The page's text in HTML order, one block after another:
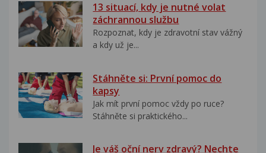
13 situací, kdy je nutné volat
záchrannou službu
Rozpoznat, kdy je zdravotní stav vážný
a kdy už je...
Stáhněte si: První pomoc do
kapsy
Jak mít první pomoc vždy po ruce?
Stáhněte si praktického...
Je váš oční nerv zdravý? Nechte